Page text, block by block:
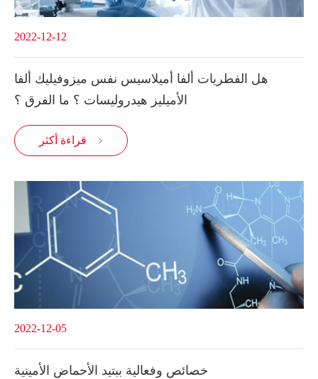
2022-12-12
هل الفطريات ألفا أميلاسيس نفس ميزوفيليك ألفا
الأميليز هيدروليسات ؟ ما الفرق ؟
قراءة أكثر 
2022-12-05
خصائص وفعالية ببتيد الأحماض الأمينية